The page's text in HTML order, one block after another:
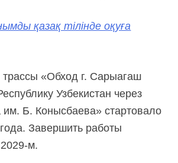
қазақ тілінде оқуға
трассы «Обход г. Сарыагаш
Узбекистан через
им. Б. Конысбаева» стартовало
Завершить работы
м.